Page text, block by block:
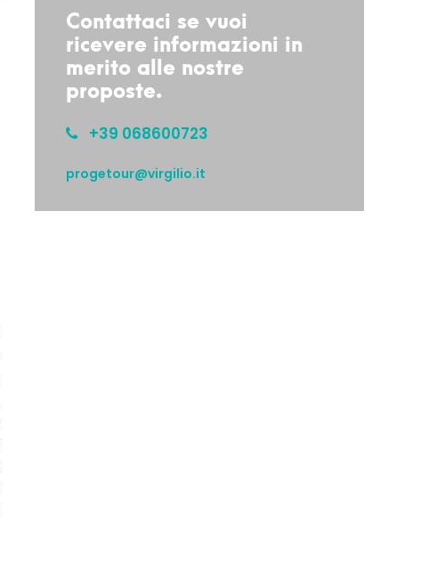
Contattaci se vuoi
ricevere informazioni in
merito alle nostre
proposte.
+39 068600723
progetour@virgilio.it